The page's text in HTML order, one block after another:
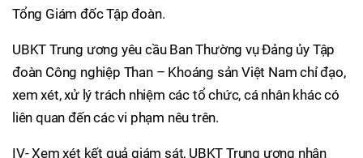
Tổng Giám đốc Tập đoàn.
UBKT Trung ương yêu cầu Ban Thường vụ Đảng ủy Tập
đoàn Công nghiệp Than – Khoáng sản Việt Nam chỉ đạo,
xem xét, xử lý trách nhiệm các tổ chức, cá nhân khác có
liên quan đến các vi phạm nêu trên.
IV- Xem xét kết quả giám sát, UBKT Trung ương nhận